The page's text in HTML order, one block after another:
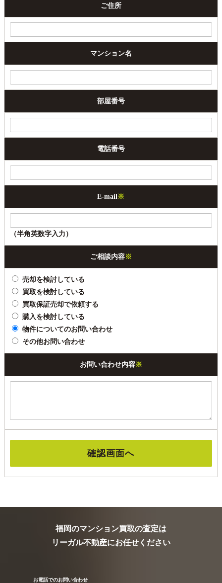
ご住所
マンション名
部屋番号
電話番号
E-mail ※
（半角英数字入力）
ご相談内容※
売却を検討している
買取を検討している
買取保証売却で依頼する
購入を検討している
物件についてのお問い合わせ
その他お問い合わせ
お問い合わせ内容※
福岡のマンション買取の査定は
リーガル不動産にお任せください
お電話でのお問い合わせ